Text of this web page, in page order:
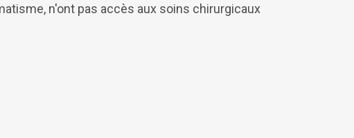
n'ont pas accès aux soins chirurgicaux